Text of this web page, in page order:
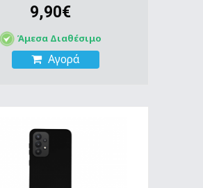
9,90€
Άμεσα Διαθέσιμο
Αγορά